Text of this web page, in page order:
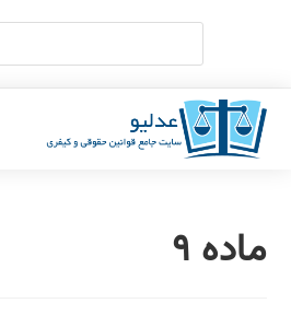
for:
ماده 9